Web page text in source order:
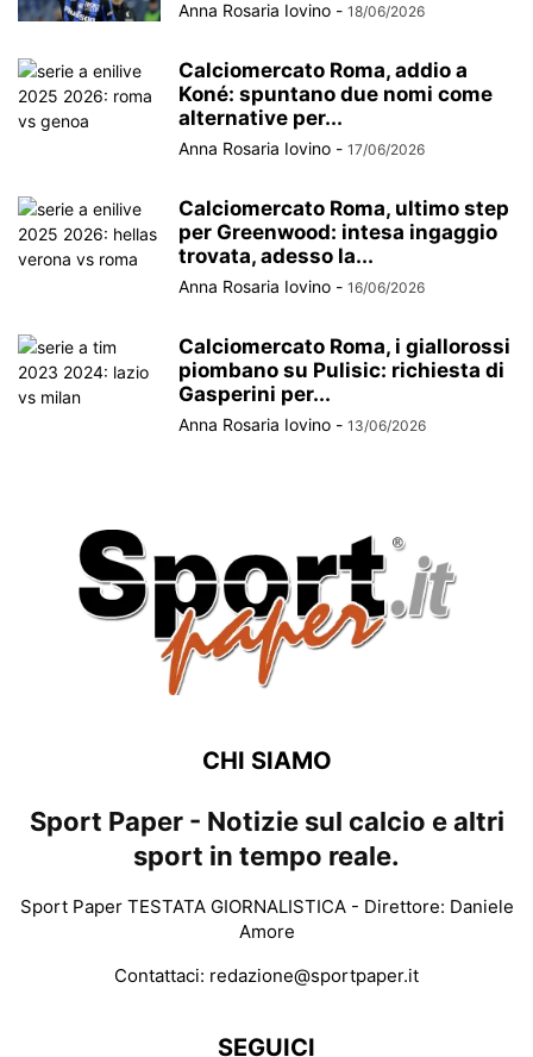
Anna Rosaria Iovino - 18/06/2026
Calciomercato Roma, addio a
Koné: spuntano due nomi come
alternative per...
Anna Rosaria Iovino - 17/06/2026
Calciomercato Roma, ultimo step
per Greenwood: intesa ingaggio
trovata, adesso la...
Anna Rosaria Iovino - 16/06/2026
Calciomercato Roma, i giallorossi
piombano su Pulisic: richiesta di
Gasperini per...
Anna Rosaria Iovino - 13/06/2026
CHI SIAMO
Sport Paper - Notizie sul calcio e altri
sport in tempo reale.
Sport Paper TESTATA GIORNALISTICA - Direttore: Daniele
Amore
Contattaci: redazione@sportpaper.it
SEGUICI